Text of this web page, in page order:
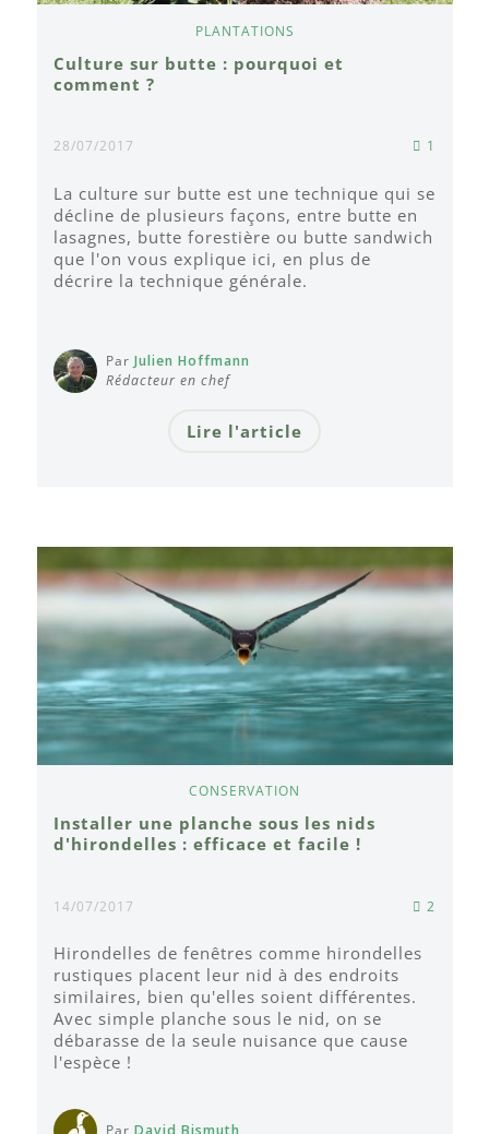
PLANTATIONS
Culture sur butte : pourquoi et
comment ?
28/07/2017 1
La culture sur butte est une technique qui se
décline de plusieurs façons, entre butte en
lasagnes, butte forestière ou butte sandwich
que l'on vous explique ici, en plus de
décrire la technique générale.
Par Julien Hoffmann
Rédacteur en chef
Lire l'article
CONSERVATION
Installer une planche sous les nids
d'hirondelles : efficace et facile !
14/07/2017 2
Hirondelles de fenêtres comme hirondelles
rustiques placent leur nid à des endroits
similaires, bien qu'elles soient différentes.
Avec simple planche sous le nid, on se
débarasse de la seule nuisance que cause
l'espèce !
Par David Bismuth